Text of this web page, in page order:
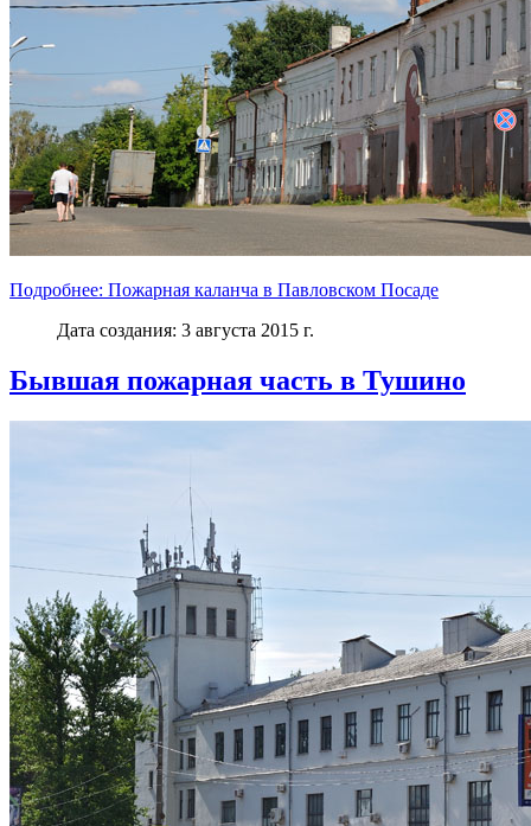
Подробнее: Пожарная каланча в Павловском Посаде
Дата создания: 3 августа 2015 г.
Бывшая пожарная часть в Тушино